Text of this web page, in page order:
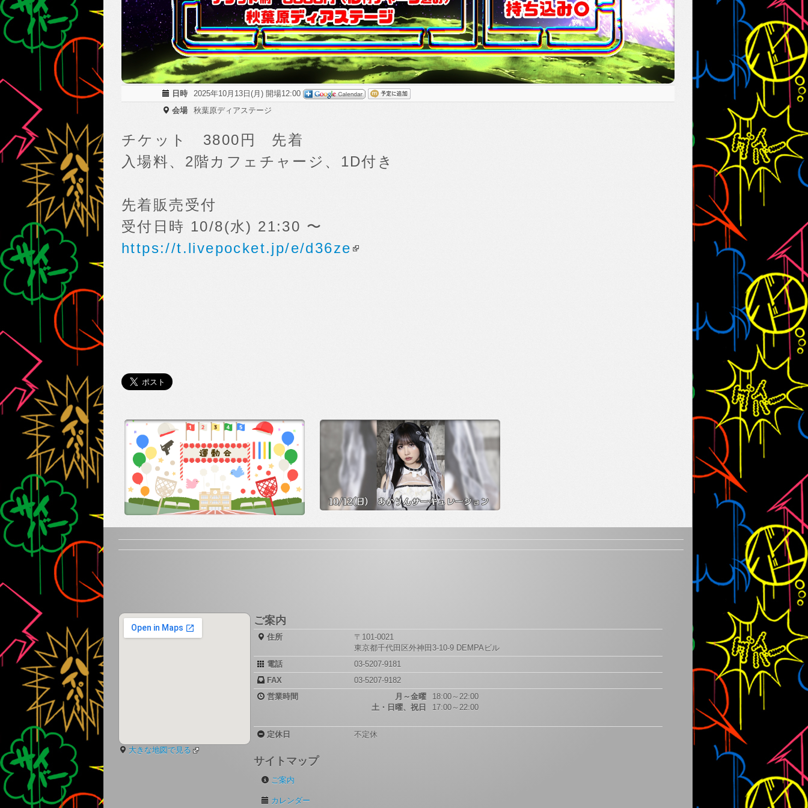
日時
2025年10月13日(月) 開場12:00
会場
秋葉原ディアステージ
チケット 3800円 先着
入場料、2階カフェチャージ、1D付き
先着販売受付
受付日時 10/8(水) 21:30 〜
https://t.livepocket.jp/e/d36ze
大きな地図で見る
ご案内
住所
〒101-0021
東京都千代田区外神田3-10-9 DEMPAビル
電話
03-5207-9181
FAX
03-5207-9182
営業時間
月～金曜
18:00～22:00
土・日曜、祝日
17:00～22:00
定休日 不定休
サイトマップ
ご案内
カレンダー